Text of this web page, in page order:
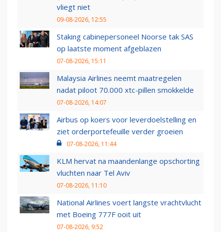
vliegt niet
09-08-2026, 12:55
Staking cabinepersoneel Noorse tak SAS
op laatste moment afgeblazen
07-08-2026, 15:11
Malaysia Airlines neemt maatregelen
nadat piloot 70.000 xtc-pillen smokkelde
07-08-2026, 14:07
Airbus op koers voor leverdoelstelling en
ziet orderportefeuille verder groeien
07-08-2026, 11:44
KLM hervat na maandenlange opschorting
vluchten naar Tel Aviv
07-08-2026, 11:10
National Airlines voert langste vrachtvlucht
met Boeing 777F ooit uit
07-08-2026, 9:52